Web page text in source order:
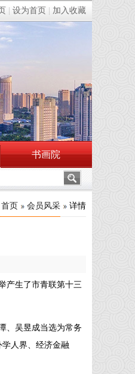
设为首页 加入收藏
书画院
首页 会员风采 详情
产生了市青联第十三
、吴昱成当选为常务
人界、经济金融